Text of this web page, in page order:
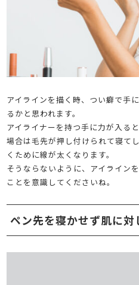
アイラインを描く時、つい癖で手
るかと思われます。
アイライナーを持つ手に力が入る
場合は毛先が押し付けられて寝て
くために線が太くなります。
そうならないように、アイライン
ことを意識してくださいね。
ペン先を寝かせず肌に対